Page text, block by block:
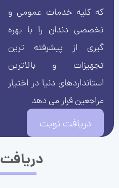
که کلیه خدمات عمومی و
تخصصی دندان را با بهره
گیری از پیشرفته ترین
تجهیزات و بالاترین
استانداردهای دنیا در اختیار
مراجعین قرار می دهد.
دریافت نوبت
دریافت